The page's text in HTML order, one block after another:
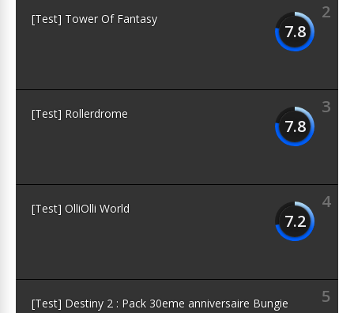
2
7.8
[Test] Tower Of Fantasy
3
7.8
[Test] Rollerdrome
4
7.2
[Test] OlliOlli World
5
[Test] Destiny 2 : Pack 30eme anniversaire Bungie